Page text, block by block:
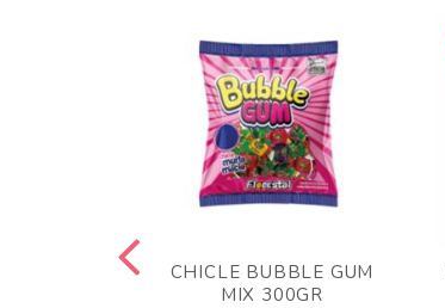
CHICLE BUBBLE GUM
MIX 300GR